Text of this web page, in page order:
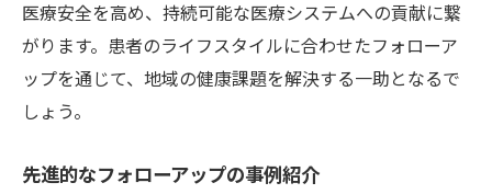
医療安全を高め、持続可能な医療システムへの貢献に繋
がります。患者のライフスタイルに合わせたフォローア
ップを通じて、地域の健康課題を解決する一助となるで
しょう。
先進的なフォローアップの事例紹介